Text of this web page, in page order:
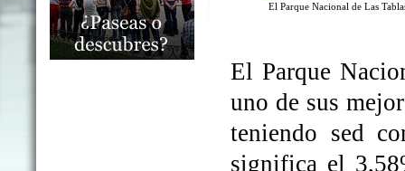
El Parque Nacional de Las
El Parque
uno de sus
teniendo sed
significa el